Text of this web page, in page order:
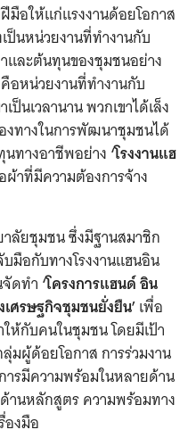
อให้แก่แรงงานด้อยโอกาส
ป็นหน่วยงานที่ทำงานกับ
ละต้นทุนของชุมชนอย่าง
คือหน่วยงานที่ทำงานกับ
นเวลานาน พวกเขาได้เล็ง
งทางในการพัฒนาชุมชนได้
ทางอาชีพอย่าง ‘โรงงานแฮ
ผ้าที่มีความต้องการจ้าง
ลัยชุมชน ซึ่งมีฐานสมาชิก
มือกับทางโรงงานแฮนอิน
ดทำ ‘โครงการแฮนด์ อิน
ศรษฐกิจชุมชนยั่งยืน’เพื่อ
กับคนในชุมชน โดยมีเป้า
มผู้ด้อยโอกาส การร่วมงาน
ารมีความพร้อมในหลายด้าน
านหลักสูตร ความพร้อมทาง
องมือ